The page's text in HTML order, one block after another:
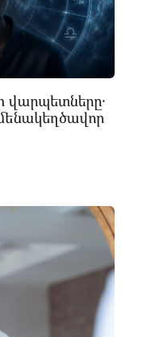
վարպետները․